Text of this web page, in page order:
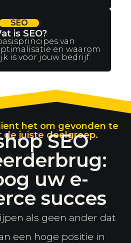
SEO
is SEO?
van
en waarom
is voor jouw bedrijf.
het om gevonden te
de juiste doelgroep.
SEO
uw e-
succes
als geen ander dat
een hoge positie in